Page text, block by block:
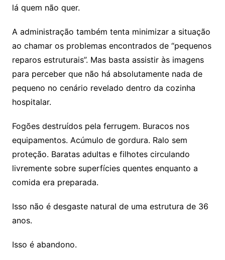
lá quem não quer.
A administração também tenta minimizar a situação
ao chamar os problemas encontrados de “pequenos
reparos estruturais”. Mas basta assistir às imagens
para perceber que não há absolutamente nada de
pequeno no cenário revelado dentro da cozinha
hospitalar.
Fogões destruídos pela ferrugem. Buracos nos
equipamentos. Acúmulo de gordura. Ralo sem
proteção. Baratas adultas e filhotes circulando
livremente sobre superfícies quentes enquanto a
comida era preparada.
Isso não é desgaste natural de uma estrutura de 36
anos.
Isso é abandono.